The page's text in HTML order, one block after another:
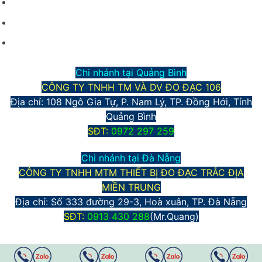
Chi nhánh tại Quảng Bình
CÔNG TY TNHH TM VÀ DV ĐO ĐẠC 106
Địa chỉ: 108 Ngô Gia Tự, P. Nam Lý, TP. Đồng Hới, Tỉnh
Quảng Bình
SĐT: 0972 297 259
Chi nhánh tại Đà Nẵng
CÔNG TY TNHH MTM THIẾT BỊ ĐO ĐẠC TRẮC ĐỊA
MIỀN TRUNG
Địa chỉ: Số 333 đường 29-3, Hoà xuân, TP. Đà Nẵng
SĐT: 0913 430 288(Mr.Quang)